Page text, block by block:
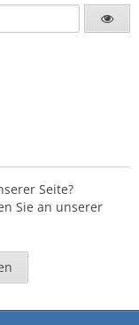
Seite?
Sie an unserer